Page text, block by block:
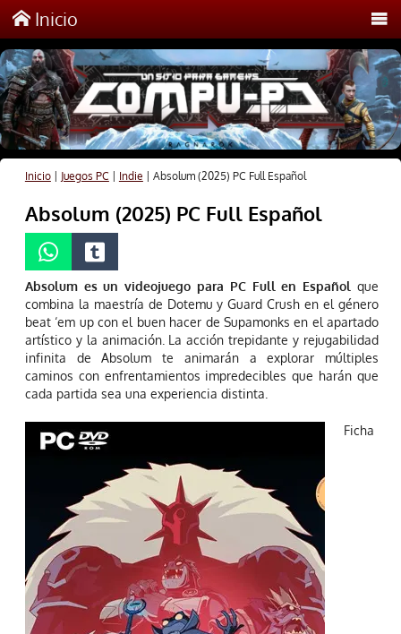
Inicio
Inicio| Juegos PC Indie Absolum (2025) PC Full Español
Absolum (2025) PC Full Español
Absolum es un videojuego para PC Full en Español que
combina la maestría de Dotemu y Guard Crush en el género
beat ‘em up con el buen hacer de Supamonks en el apartado
artístico y la animación. La acción trepidante y rejugabilidad
infinita de Absolum te animarán a explorar múltiples
caminos con enfrentamientos impredecibles que harán que
cada partida sea una experiencia distinta.
Ficha